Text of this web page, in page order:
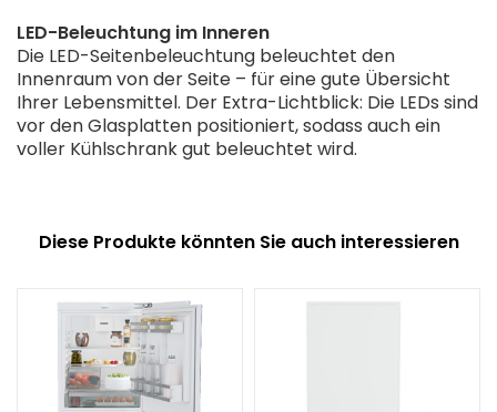
LED-Beleuchtung im Inneren
Die LED-Seitenbeleuchtung beleuchtet den
Innenraum von der Seite – für eine gute Übersicht
Ihrer Lebensmittel. Der Extra-Lichtblick: Die LEDs sind
vor den Glasplatten positioniert, sodass auch ein
voller Kühlschrank gut beleuchtet wird.
Diese Produkte könnten Sie auch interessieren